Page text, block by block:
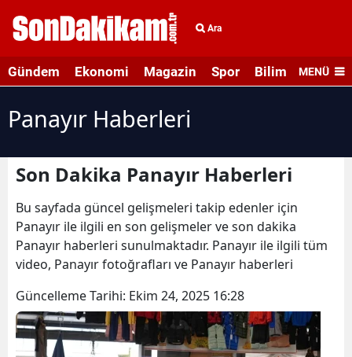
Ara
Gündem Ekonomi Magazin Spor Bilim veMENÜ
Panayır Haberleri
Son Dakika Panayır Haberleri
Bu sayfada güncel gelişmeleri takip edenler için
Panayır ile ilgili en son gelişmeler ve son dakika
Panayır haberleri sunulmaktadır. Panayır ile ilgili tüm
video, Panayır fotoğrafları ve Panayır haberleri
Güncelleme Tarihi: Ekim 24, 2025 16:28